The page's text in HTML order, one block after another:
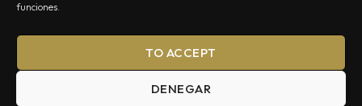
funciones.
TO ACCEPT
DENEGAR